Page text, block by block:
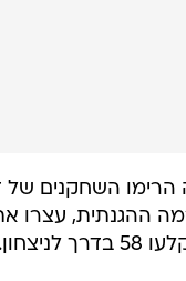
הרימו השחקנים של